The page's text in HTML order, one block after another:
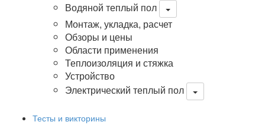
Водяной теплый пол
Монтаж, укладка, расчет
Обзоры и цены
Области применения
Теплоизоляция и стяжка
Устройство
Электрический теплый пол
Тесты и викторины